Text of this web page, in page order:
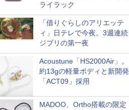
ライラック
「借りぐらしのアリエッテ
ィ」日テレで今夜。3週連続
ジブリの第一夜
Acoustune「HS2000Air」。
約13gの軽量ボディと新開発
「ACT09」採用
MADOO、Ortho搭載の限定